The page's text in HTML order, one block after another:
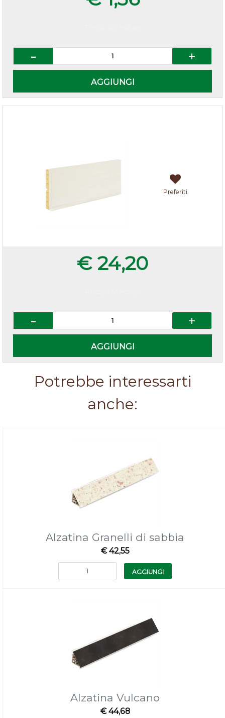
AGGIUNGI
Preferiti
€ 24,20
AGGIUNGI
Potrebbe interessarti
anche:
Alzatina Granelli di sabbia
€ 42,55
Quantità
AGGIUNGI
Alzatina Vulcano
€ 44,68